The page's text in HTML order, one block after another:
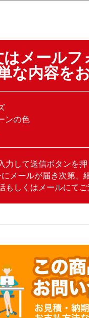
メールフ
な内容を
ンの色
力して送信ボタンを押
メールが届き次第、
もしくはメールにてご